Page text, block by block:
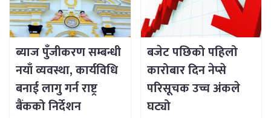
ब्याज पुँजीकरण सम्बन्धी
नयाँ व्यवस्था, कार्यविधि
बनाई लागु गर्न राष्ट्र
बैंकको निर्देशन
बजेट पछिको पहिलो
कारोबार दिन नेप्से
परिसूचक उच्च अंकले
घट्यो